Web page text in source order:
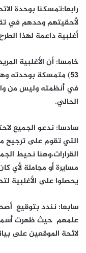
رابعا:تمسكنا بوحدة
لأحقيتهم وحدهم في
أغلبية داعمة لهذا
53) متمسكة بوحدته
في أنظمته وليس من
الحالي.
سادسا: ندعو الجميع
التي تقوم على ترجيح
القرارات،وهنا نحيط
مسايرة أو مجاملة لأي
يحصلوا على الأغلبية
سابعا: نندد بتوقيع
علمهم حيث ظهرت
لائحة الموقعين على